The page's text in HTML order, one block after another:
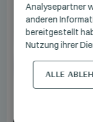
Analysepartner
anderen
bereitgestellt
Nutzung ihrer
ALLE